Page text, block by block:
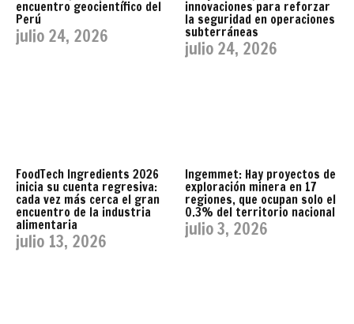
encuentro geocientífico del
Perú
julio 24, 2026
innovaciones para reforzar
la seguridad en operaciones
subterráneas
julio 24, 2026
FoodTech Ingredients 2026
inicia su cuenta regresiva:
cada vez más cerca el gran
encuentro de la industria
alimentaria
julio 13, 2026
Ingemmet: Hay proyectos de
exploración minera en 17
regiones, que ocupan solo el
0.3% del territorio nacional
julio 3, 2026